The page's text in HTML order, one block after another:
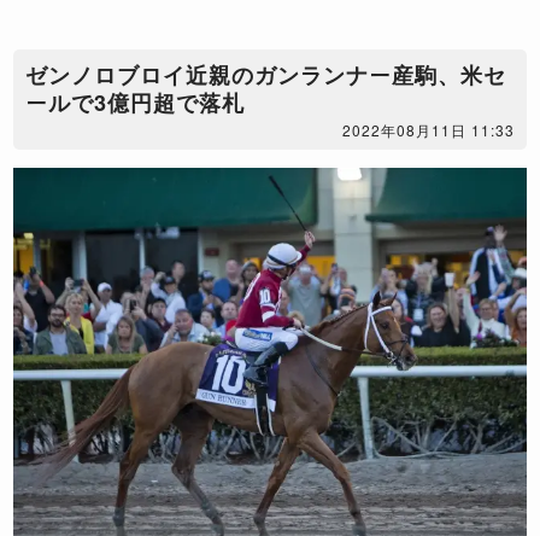
ゼンノロブロイ近親のガンランナー産駒、米セ
ールで3億円超で落札
2022年08月11日 11:33